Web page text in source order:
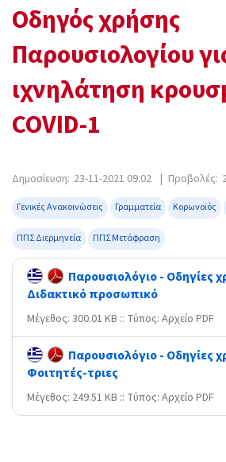
Οδηγός χρήσης
Παρουσιολογίου
ιχνηλάτηση
COVID-1
Δημοσίευση: 23-11-2021 09:02 | Προβολές:
Γενικές Ανακοινώσεις Γραμματεία Κορωνοϊός
ΠΠΣ Διερμηνεία ΠΠΣ Μετάφραση
Παρουσιολόγιο - Οδηγίες
Διδακτικό προσωπικό
Mέγεθος: 300.01 KB :: Τύπος: Αρχείο PDF
Παρουσιολόγιο - Οδηγίες
Φοιτητές-τριες
Mέγεθος: 249.51 KB :: Τύπος: Αρχείο PDF